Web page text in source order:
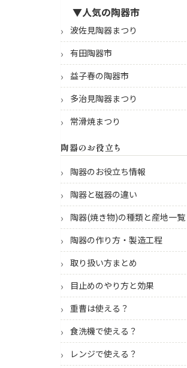
▼人気の陶器市
波佐見陶器まつり
有田陶器市
益子春の陶器市
多治見陶器まつり
常滑焼まつり
陶器のお役立ち
陶器のお役立ち情報
陶器と磁器の違い
陶器(焼き物)の種類と産地一覧
陶器の作り方・製造工程
取り扱い方まとめ
目止めのやり方と効果
重曹は使える？
食洗機で使える？
レンジで使える？